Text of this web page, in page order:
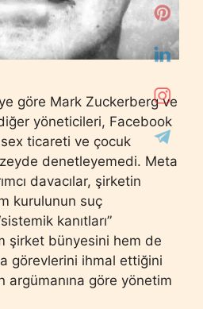
göre Mark Zuckerberg ve
yöneticileri, Facebook
ticareti ve çocuk
denetleyemedi. Meta
davacılar, şirketin
kurulunun suç
kanıtları”
şirket bünyesini hem de
görevlerini ihmal ettiğini
argümanına göre yönetim